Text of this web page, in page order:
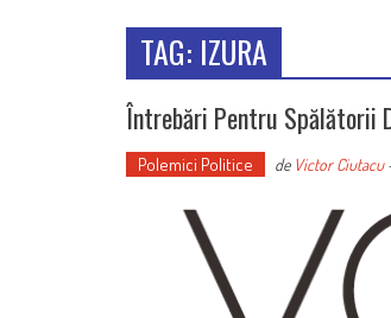
TAG: IZURA
Întrebări Pentru Spălătorii
Polemici Politice de Victor Ciutacu